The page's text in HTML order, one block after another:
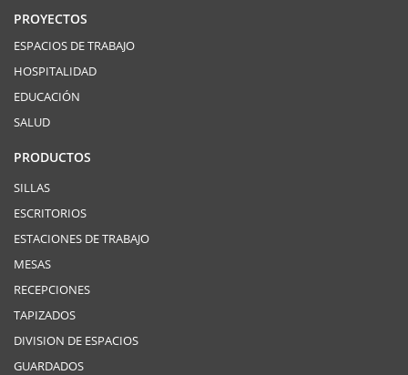
PROYECTOS
ESPACIOS DE TRABAJO
HOSPITALIDAD
EDUCACIÓN
SALUD
PRODUCTOS
SILLAS
ESCRITORIOS
ESTACIONES DE TRABAJO
MESAS
RECEPCIONES
TAPIZADOS
DIVISION DE ESPACIOS
GUARDADOS